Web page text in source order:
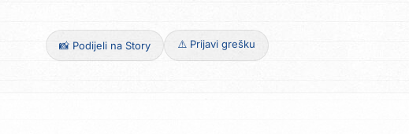
📸 Podijeli na Story ⚠️ Prijavi grešku